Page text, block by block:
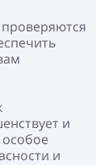
и
особое
и